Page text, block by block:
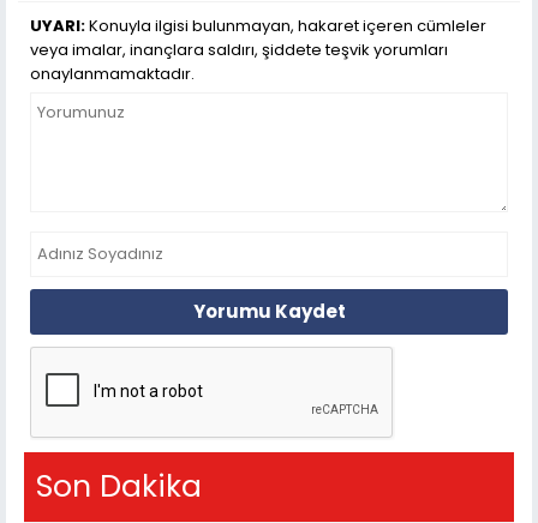
UYARI:Konuyla ilgisi bulunmayan, hakaret içeren cümleler
veya imalar, inançlara saldırı, şiddete teşvik yorumları
onaylanmamaktadır.
Yorumu Kaydet
Son Dakika